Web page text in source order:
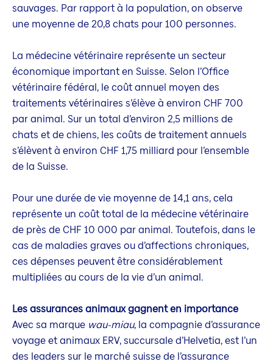
sauvages. Par rapport à la population, on observe
une moyenne de 20,8 chats pour 100 personnes.
La médecine vétérinaire représente un secteur
économique important en Suisse. Selon l’Office
vétérinaire fédéral, le coût annuel moyen des
traitements vétérinaires s’élève à environ CHF 700
par animal. Sur un total d’environ 2,5 millions de
chats et de chiens, les coûts de traitement annuels
s’élèvent à environ CHF 1,75 milliard pour l’ensemble
de la Suisse.
Pour une durée de vie moyenne de 14,1 ans, cela
représente un coût total de la médecine vétérinaire
de près de CHF 10 000 par animal. Toutefois, dans le
cas de maladies graves ou d’affections chroniques,
ces dépenses peuvent être considérablement
multipliées au cours de la vie d’un animal.
Les assurances animaux gagnent en importance
Avec sa marque wau-miau, la compagnie d’assurance
voyage et animaux ERV, succursale d’Helvetia, est l’un
des leaders sur le marché suisse de l’assurance